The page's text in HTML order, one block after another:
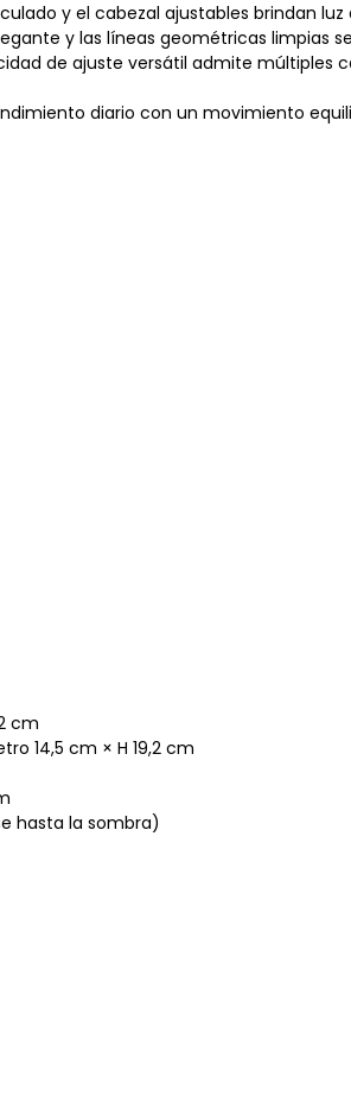
y el cabezal ajustables brindan
y las líneas geométricas limpias
de ajuste versátil admite
diario con un movimiento
cm
14,5 cm × H 19,2 cm
hasta la sombra)